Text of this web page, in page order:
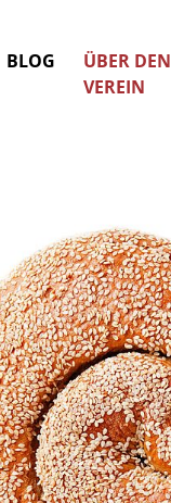
BLOG
ÜBER DEN
VEREIN